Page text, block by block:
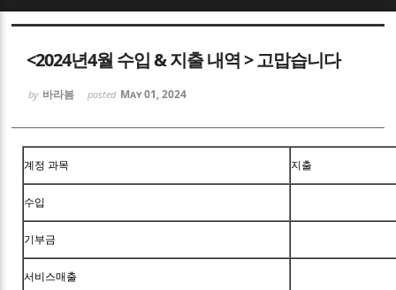
<2024년4월 수입 & 지출 내역 > 고맙습니다
by 바라봄 posted May 01, 2024
계정 과목 지출
수입
기부금
서비스매출
Sketchbook5, 스케치북5
Sketchbook5, 스케치북5